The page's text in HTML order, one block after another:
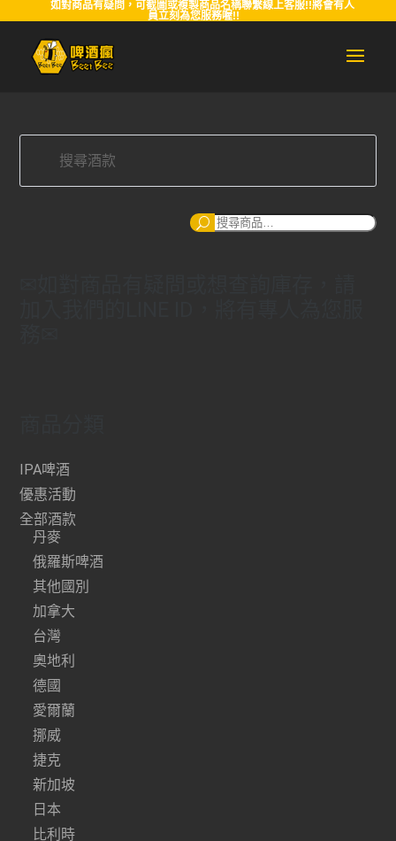
如對商品有疑問，可截圖或複製商品名稱聯繫線上客服!!將會有人
員立刻為您服務喔!!
搜
IPA啤酒
優惠活動
全部酒款
丹麥
俄羅斯啤酒
其他國別
加拿大
台灣
奧地利
德國
愛爾蘭
挪威
捷克
新加坡
日本
比利時